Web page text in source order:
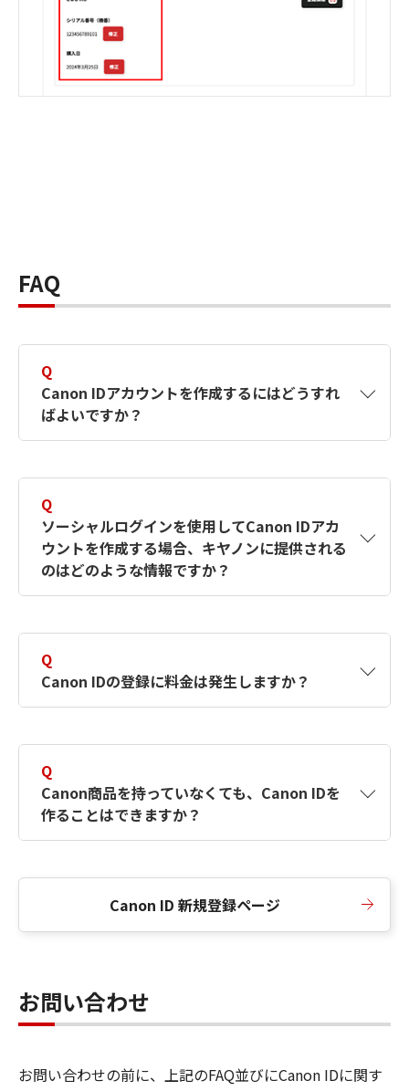
FAQ
Q
Canon IDアカウントを作成するにはどうすれ
ばよいですか？
す。詳しい作成方法は【カメラ】Canon IDとは
何ですか？Canon IDの作成方法は？をご確認く
ださい。
Q
ソーシャルログインを使用してCanon IDアカ
ウントを作成する場合、キヤノンに提供される
のはどのような情報ですか？
択したサービスから取得します。アカウントを
簡単に作成できるように、この情報を使用して
Canon IDの登録フォームを入力します。
Q
Canon IDの登録に料金は発生しますか？
Q
Canon商品を持っていなくても、Canon IDを
作ることはできますか？
Canon ID 新規登録ページ
お問い合わせ
お問い合わせの前に、上記のFAQ並びにCanon IDに関す